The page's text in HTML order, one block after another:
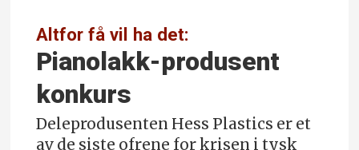
Altfor få vil ha det:
Pianolakk-produsent
konkurs
Deleprodusenten Hess Plastics er et
av de siste ofrene for krisen i tysk